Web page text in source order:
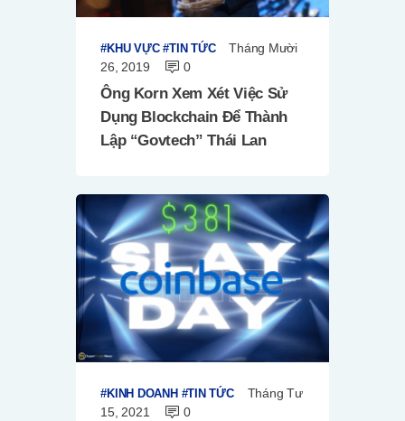
KHU VỰC TIN TỨC
Tháng Mười
26, 2019
0
Ông Korn Xem Xét Việc Sử
Dụng Blockchain Để Thành
Lập “Govtech” Thái Lan
KINH DOANH TIN TỨC
Tháng Tư
15, 2021
0